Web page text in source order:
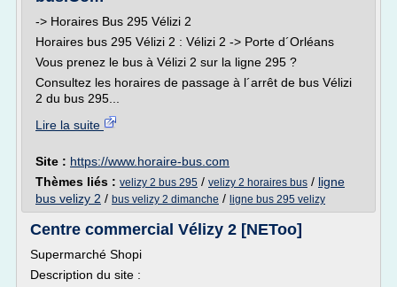
-> Horaires Bus 295 Vélizi 2
Horaires bus 295 Vélizi 2 : Vélizi 2 -> Porte d´Orléans
Vous prenez le bus à Vélizi 2 sur la ligne 295 ?
Consultez les horaires de passage à l´arrêt de bus Vélizi
2 du bus 295...
Lire la suite
Site : https://www.horaire-bus.com
Thèmes liés : velizy 2 bus 295 / velizy 2 horaires bus / ligne
bus velizy 2 / bus velizy 2 dimanche / ligne bus 295 velizy
Centre commercial Vélizy 2 [NEToo]
Supermarché Shopi
Description du site :